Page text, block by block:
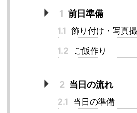
1 前日準備
1.1 飾り付け・写真
1.2 ご飯作り
2 当日の流れ
2.1 当日の準備